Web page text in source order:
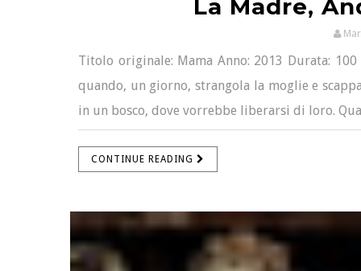
La Madre,
Titolo originale: Mama Anno: 2013 Durata:
quando, un giorno, strangola la moglie e
in un bosco, dove vorrebbe liberarsi di loro.
CONTINUE READING